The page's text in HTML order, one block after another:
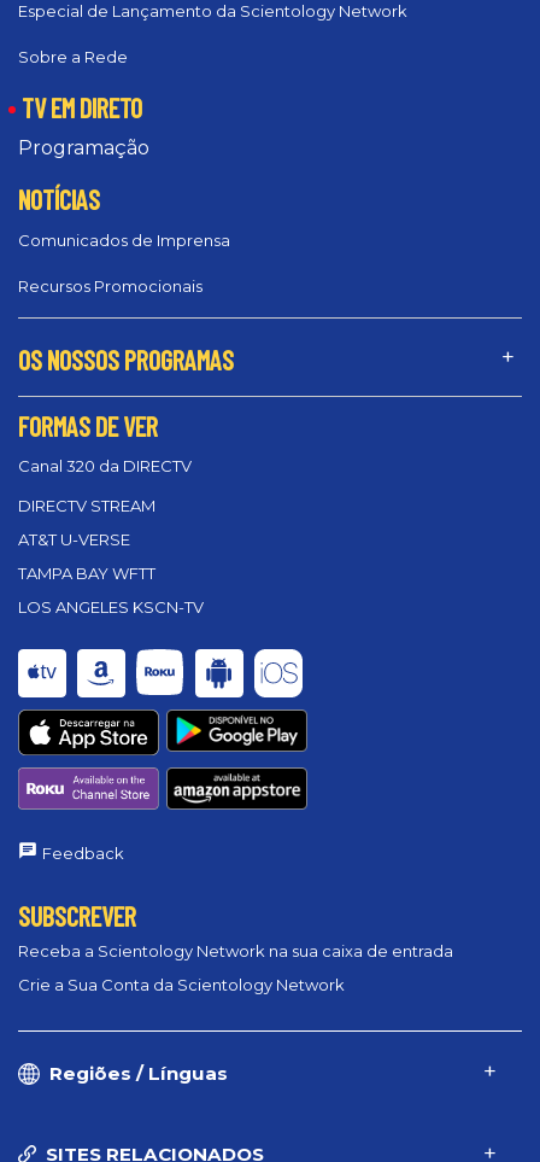
Especial de Lançamento da Scientology Network
Sobre a Rede
TV EM DIRETO
Programação
NOTÍCIAS
Comunicados de Imprensa
Recursos Promocionais
OS NOSSOS PROGRAMAS
FORMAS DE VER
Canal 320 da DIRECTV
DIRECTV STREAM
AT&T U-VERSE
TAMPA BAY WFTT
LOS ANGELES KSCN-TV
Feedback
SUBSCREVER
Receba a Scientology Network na sua caixa de entrada
Crie a Sua Conta da Scientology Network
Regiões / Línguas
SITES RELACIONADOS